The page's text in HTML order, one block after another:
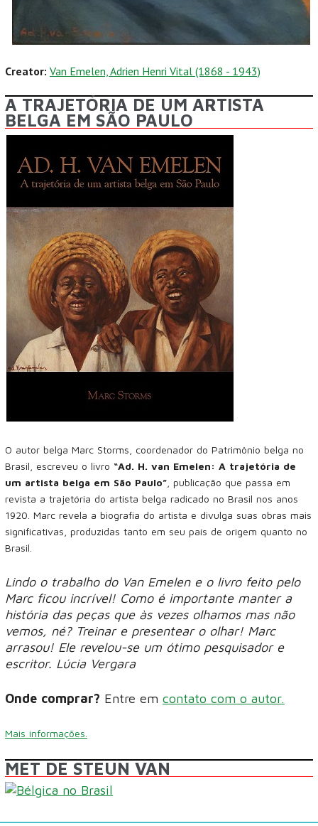
Creator: Van Emelen, Adrien Henri Vital (1868 - 1943)
A TRAJETÓRIA DE UM ARTISTA
BELGA EM SÃO PAULO
O autor belga Marc Storms, coordenador do Patrimônio belga no
Brasil, escreveu o livro “Ad. H. van Emelen: A trajetória de
um artista belga em São Paulo” , publicação que passa em
revista a trajetória do artista belga radicado no Brasil nos anos
1920. Marc revela a biografia do artista e divulga suas obras mais
significativas, produzidas tanto em seu país de origem quanto no
Brasil.
Lindo o trabalho do Van Emelen e o livro feito pelo
Marc ficou incrível! Como é importante manter a
história das peças que às vezes olhamos mas não
vemos, né? Treinar e presentear o olhar! Marc
arrasou! Ele revelou-se um ótimo pesquisador e
escritor. Lúcia Vergara
Onde comprar? Entre em contato com o autor.
Mais informações.
MET DE STEUN VAN